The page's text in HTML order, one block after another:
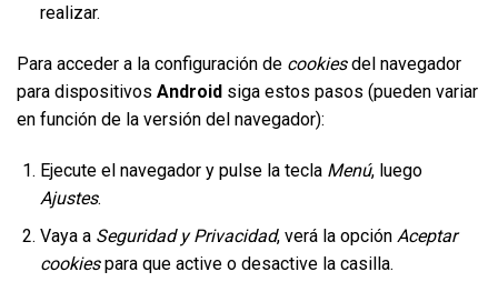
realizar.
Para acceder a la configuración de cookiesdel navegador
para dispositivos Android siga estos pasos (pueden variar
en función de la versión del navegador):
Ejecute el navegador y pulse la tecla Menú, luego
Ajustes.
Vaya a Seguridad y Privacidad, verá la opción Aceptar
cookiespara que active o desactive la casilla.